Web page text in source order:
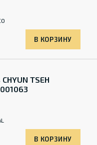
В КОРЗИНУ
TSEH
В КОРЗИНУ